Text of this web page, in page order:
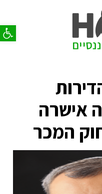
פתח
אישרה
המכר